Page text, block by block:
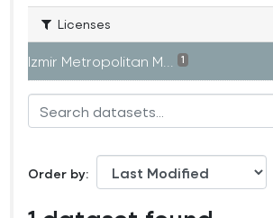
Licenses
Izmir Metropolitan M... 1
Order by